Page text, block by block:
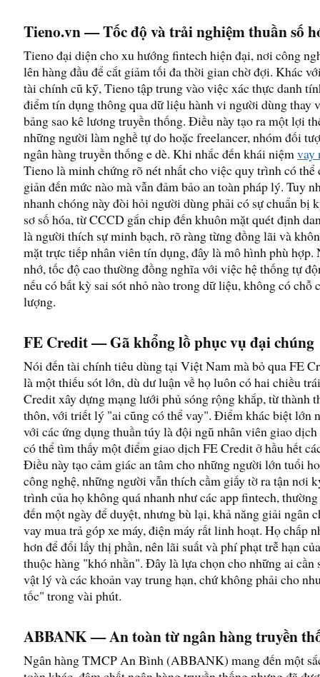
Tieno.vn — Tốc độ và trải nghiệm thuần số
Tieno đại diện cho xu hướng fintech hiện đại, nơi công
lên hàng đầu để cắt giảm tối đa thời gian chờ đợi. Khác
tài chính cũ kỹ, Tieno tập trung vào việc xác thực danh
điểm tín dụng thông qua dữ liệu hành vi người dùng thay
bảng sao kê lương truyền thống. Điều này tạo ra một lợi
những người làm nghề tự do hoặc freelancer, nhóm đối
ngân hàng truyền thống e dè. Khi nhắc đến khái niệmvay
Tieno là minh chứng rõ nét nhất cho việc quy trình có thể
giản đến mức nào mà vẫn đảm bảo an toàn pháp lý. Tuy
nhanh chóng này đòi hỏi người dùng phải có sự chuẩn bị
sơ số hóa, từ CCCD gắn chip đến khuôn mặt quét định
là người thích sự minh bạch, rõ ràng từng đồng lãi và
mặt trực tiếp nhân viên tín dụng, đây là mô hình phù hợp.
nhớ, tốc độ cao thường đồng nghĩa với việc hệ thống tự
nếu có bất kỳ sai sót nhỏ nào trong dữ liệu, không có chỗ
lượng.
FE Credit — Gã khổng lồ phục vụ đại chúng
Nói đến tài chính tiêu dùng tại Việt Nam mà bỏ qua FE
là một thiếu sót lớn, dù dư luận về họ luôn có hai chiều
Credit xây dựng mạng lưới phủ sóng rộng khắp, từ thành
thôn, với triết lý "ai cũng có thể vay". Điểm khác biệt lớn
với các ứng dụng thuần túy là đội ngũ nhân viên giao dịch
có thể tìm thấy một điểm giao dịch FE Credit ở hầu hết
Điều này tạo cảm giác an tâm cho những người lớn tuổi
công nghệ, những người vẫn thích cầm giấy tờ ra tận nơi
trình của họ không quá nhanh như các app fintech,
đến một ngày để duyệt, nhưng bù lại, khả năng giải ngân
vay mua trả góp xe máy, điện máy rất linh hoạt. Họ chấp
hơn để đổi lấy thị phần, nên lãi suất và phí phạt trễ hạn
thuộc hàng "khó nhằn". Đây là lựa chọn cho những ai cần
vật lý và các khoản vay trung hạn, chứ không phải cho
tốc" trong vài phút.
ABBANK — An toàn từ ngân hàng truyền
Ngân hàng TMCP An Bình (ABBANK) mang đến một